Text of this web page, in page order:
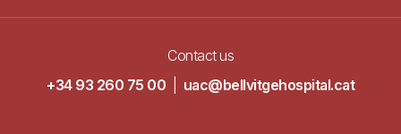
Contact us
+34 93 260 75 00
uac@bellvitgehospital.cat